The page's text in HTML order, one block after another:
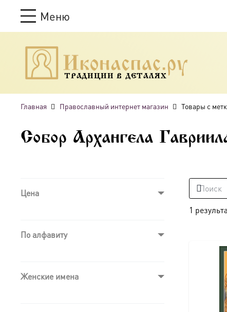
Меню
ТРАДИЦИИ В ДЕТАЛЯХ
Главная Православный интернет магазин Товары с
Собор Архангела
Цена
По алфавиту
Женские имена
1